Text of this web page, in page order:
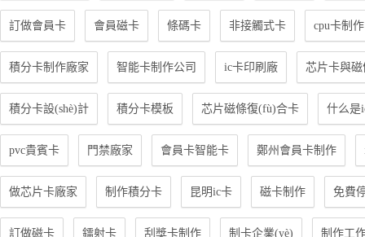
訂做會員卡 會員磁卡 條碼卡 非接觸式卡 cpu卡制作
積分卡制作廠家 智能卡制作公司 ic卡印刷廠 芯片卡與
積分卡設(shè)計 積分卡模板 芯片磁條復(fù)合卡 什么是
pvc貴賓卡 門禁廠家 會員卡智能卡 鄭州會員卡制作
做芯片卡廠家 制作積分卡 昆明ic卡 磁卡制作 免費
訂做磁卡 鐳射卡 刮獎卡制作 制卡企業(yè) 制作工